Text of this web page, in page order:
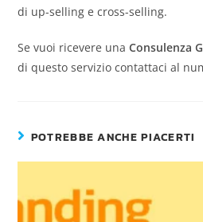
di up-selling e cross-selling.
Se vuoi ricevere unaConsulenza
di questo servizio contattaci al
POTREBBE ANCHE PIACERTI